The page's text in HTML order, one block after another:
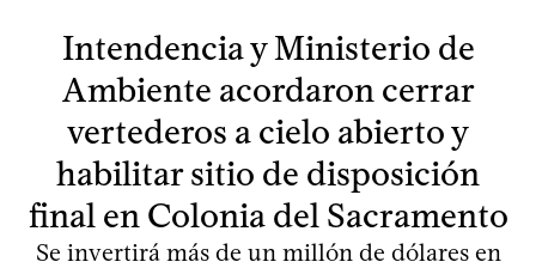
Intendencia y Ministerio de
Ambiente acordaron cerrar
vertederos a cielo abierto y
habilitar sitio de disposición
final en Colonia del Sacramento
Se invertirá más de un millón de dólares en